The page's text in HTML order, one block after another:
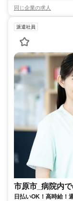
同じ企業の求人
派遣社員
市原市_病院内
日払いOK！高時給！